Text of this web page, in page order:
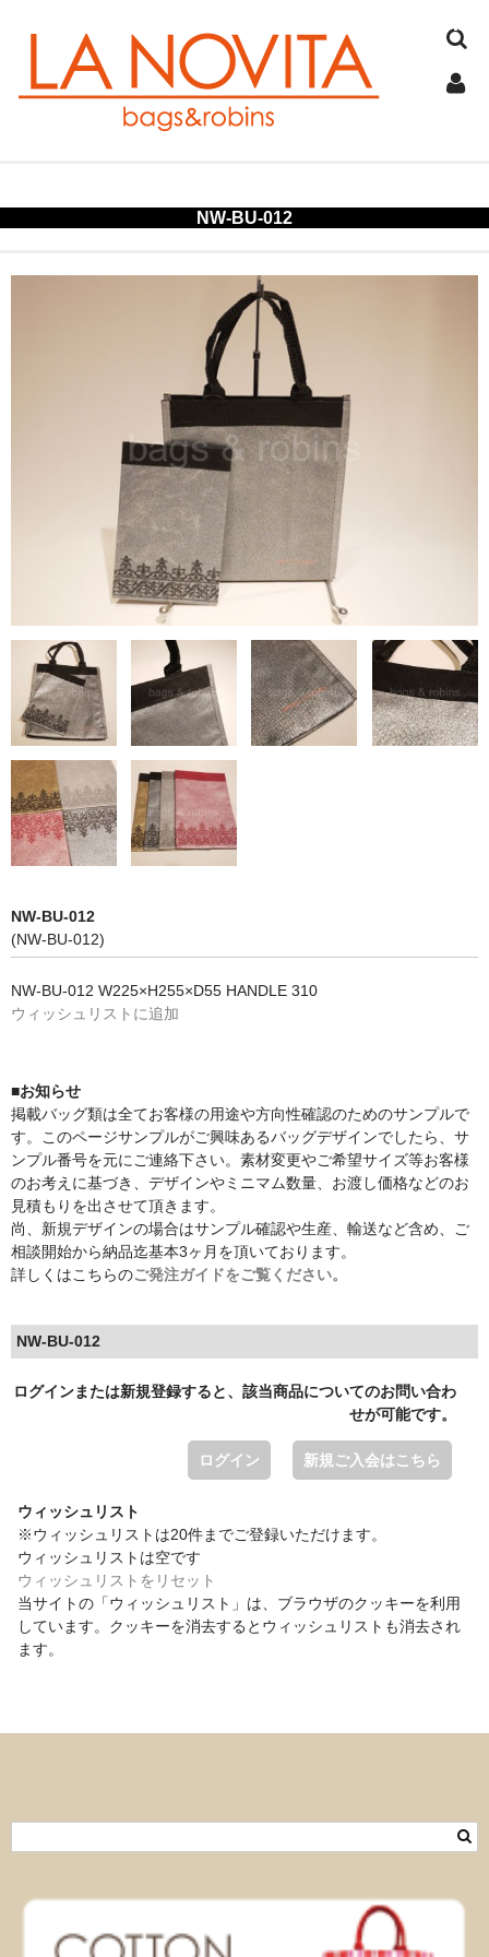
COLD STORAGE BAG
NON WOVBON
CHARM
FELT NOTE
CONTACT
GUIDE
NW-BU-012
NW-BU-012
(NW-BU-012)
NW-BU-012 W225×H255×D55 HANDLE 310
ウィッシュリストに追加
■お知らせ
掲載バッグ類は全てお客様の用途や方向性確認のためのサンプルで
す。このページサンプルがご興味あるバッグデザインでしたら、サ
ンプル番号を元にご連絡下さい。素材変更やご希望サイズ等お客様
のお考えに基づき、デザインやミニマム数量、お渡し価格などのお
見積もりを出させて頂きます。
尚、新規デザインの場合はサンプル確認や生産、輸送など含め、ご
相談開始から納品迄基本3ヶ月を頂いております。
詳しくはこちらのご発注ガイドをご覧ください。
NW-BU-012
ログインまたは新規登録すると、該当商品についてのお問い合わ
せが可能です。
ログイン 新規ご入会はこちら
ウィッシュリスト
※ウィッシュリストは20件までご登録いただけます。
ウィッシュリストは空です
ウィッシュリストをリセット
当サイトの「ウィッシュリスト」は、ブラウザのクッキーを利用
しています。クッキーを消去するとウィッシュリストも消去され
ます。